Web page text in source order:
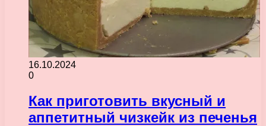
16.10.2024
0
Как приготовить вкусный и
аппетитный чизкейк из печенья